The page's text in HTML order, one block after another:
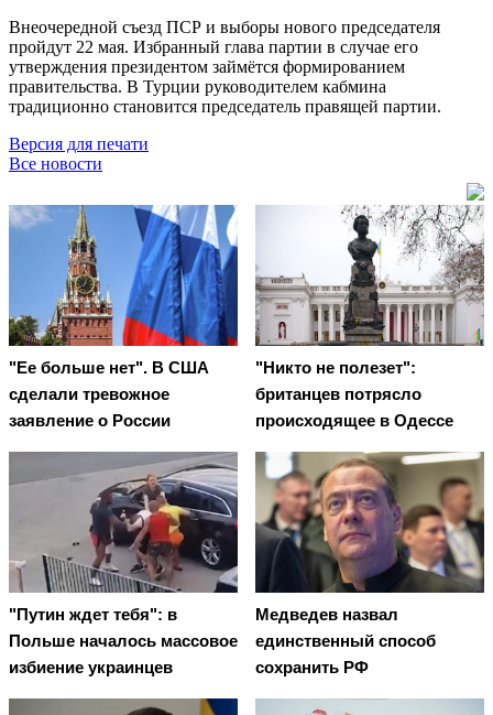
Внеочередной съезд ПСР и выборы нового председателя
пройдут 22 мая. Избранный глава партии в случае его
утверждения президентом займётся формированием
правительства. В Турции руководителем кабмина
традиционно становится председатель правящей партии.
Версия для печати
Все новости
"Ее больше нет". В США
сделали тревожное
заявление о России
"Никто не полезет":
британцев потрясло
происходящее в Одессе
"Путин ждет тебя": в
Польше началось массовое
избиение украинцев
Медведев назвал
единственный способ
сохранить РФ